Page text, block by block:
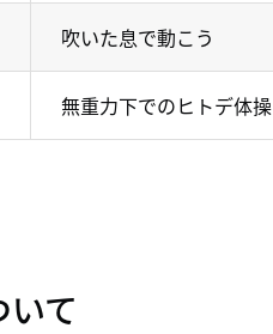
吹いた息で動こう
無重力下でのヒトデ体操
て